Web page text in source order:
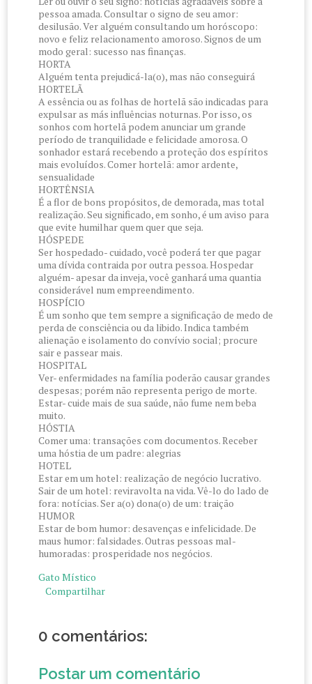
pessoa amada. Consultar o signo de seu amor:
desilusão. Ver alguém consultando um horóscopo:
novo e feliz relacionamento amoroso. Signos de um
modo geral: sucesso nas finanças.
HORTA
Alguém tenta prejudicá-la(o), mas não conseguirá
HORTELÃ
A essência ou as folhas de hortelã são indicadas para
expulsar as más influências noturnas. Por isso, os
sonhos com hortelã podem anunciar um grande
período de tranquilidade e felicidade amorosa. O
sonhador estará recebendo a proteção dos espíritos
mais evoluídos. Comer hortelã: amor ardente,
sensualidade
HORTÊNSIA
É a flor de bons propósitos, de demorada, mas total
realização. Seu significado, em sonho, é um aviso para
que evite humilhar quem quer que seja.
HÓSPEDE
Ser hospedado- cuidado, você poderá ter que pagar
uma dívida contraida por outra pessoa. Hospedar
alguém- apesar da inveja, você ganhará uma quantia
considerável num empreendimento.
HOSPÍCIO
É um sonho que tem sempre a significação de medo de
perda de consciência ou da libido. Indica também
alienação e isolamento do convívio social; procure
sair e passear mais.
HOSPITAL
Ver- enfermidades na família poderão causar grandes
despesas; porém não representa perigo de morte.
Estar- cuide mais de sua saúde, não fume nem beba
muito.
HÓSTIA
Comer uma: transações com documentos. Receber
uma hóstia de um padre: alegrias
HOTEL
Estar em um hotel: realização de negócio lucrativo.
Sair de um hotel: reviravolta na vida. Vê-lo do lado de
fora: notícias. Ser a(o) dona(o) de um: traição
HUMOR
Estar de bom humor: desavenças e infelicidade. De
maus humor: falsidades. Outras pessoas mal-
humoradas: prosperidade nos negócios.
Gato Místico
Compartilhar
0 comentários:
Postar um comentário